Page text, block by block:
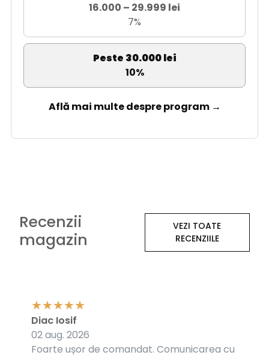
16.000 – 29.999 lei
7%
Peste 30.000 lei
10%
Află mai multe despre program →
Recenzii
magazin
VEZI TOATE
RECENZIILE
Foarte ușor de comandat. Comunicarea cu
Diac Iosif
02 aug. 2026